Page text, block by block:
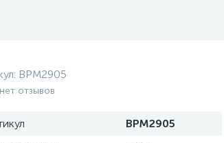
BPM2905
отзывов
BPM2905